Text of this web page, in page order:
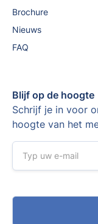
Brochure
Nieuws
FAQ
Blijf op de hoogte
Schrijf je in voor
hoogte van het